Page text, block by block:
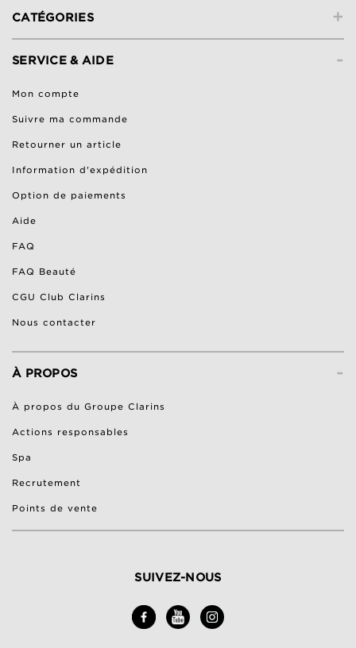
+
CATÉGORIES
-
SERVICE & AIDE
Mon compte
Suivre ma commande
Retourner un article
Information d'expédition
Option de paiements
Aide
FAQ
FAQ Beauté
CGU Club Clarins
Nous contacter
-
À PROPOS
À propos du Groupe Clarins
Actions responsables
Spa
Recrutement
Points de vente
SUIVEZ-NOUS